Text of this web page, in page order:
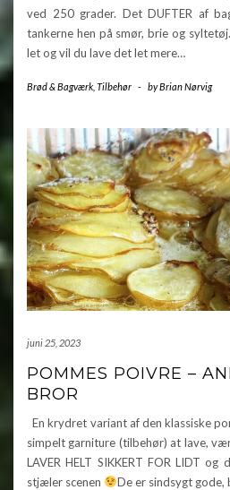
ved 250 grader. Det DUFTER af
tankerne hen på smør, brie og
let og vil du lave det let mere…
Brød & Bagværk Tilbehør - byBrian Nørvig
juni 25, 2023
POMMES POIVRE –
BROR
En krydret variant af den klassiske
simpelt garniture (tilbehør) at lave,
LAVER HELT SIKKERT FOR LIDT
stjæler scenen
De er sindsygt gode,